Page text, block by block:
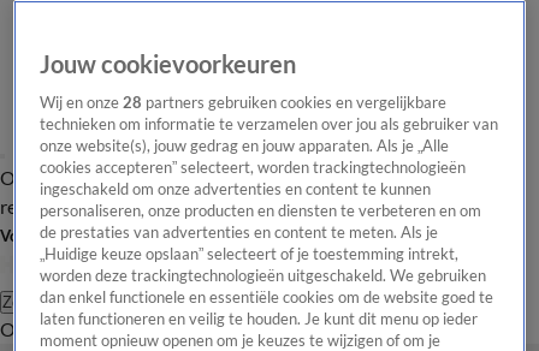
Overzicht Laatste nieuws Regionieuws Het beste van Hart
Tip de
redactie
Volg Hart van Nederland
Zoeken
OverzichtRegioUitzendingenWeerTip de redactiePanelVideo's
Jouw cookievoorkeuren
Wij en onze28 partners gebruiken cookies en vergelijkbare
technieken om informatie te verzamelen over jou als gebruiker van
onze website(s), jouw gedrag en jouw apparaten. Als je „Alle
cookies accepteren” selecteert, worden trackingtechnologieën
ingeschakeld om onze advertenties en content te kunnen
personaliseren, onze producten en diensten te verbeteren en om
de prestaties van advertenties en content te meten. Als je
„Huidige keuze opslaan” selecteert of je toestemming intrekt,
worden deze trackingtechnologieën uitgeschakeld. We gebruiken
dan enkel functionele en essentiële cookies om de website goed te
laten functioneren en veilig te houden. Je kunt dit menu op ieder
moment opnieuw openen om je keuzes te wijzigen of om je